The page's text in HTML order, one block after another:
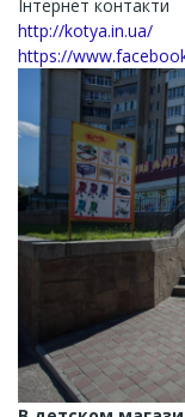
Інтернет контакти
http://kotya.in.ua/
https://